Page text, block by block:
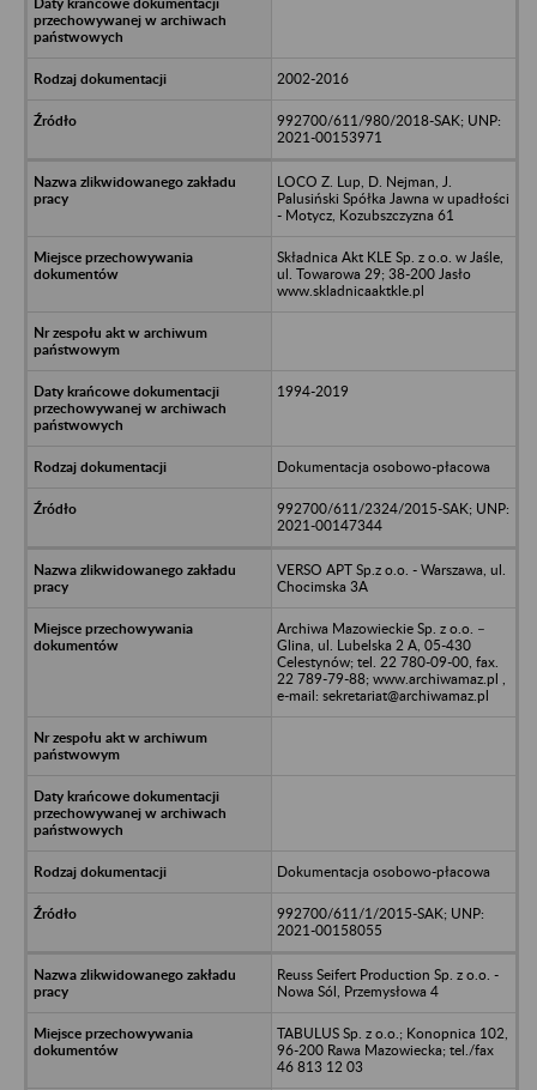
2002-2016
992700/611/980/2018-SAK; UNP:
2021-00153971
LOCO Z. Lup, D. Nejman, J.
Palusiński Spółka Jawna w upadłości
- Motycz, Kozubszczyzna 61
Składnica Akt KLE Sp. z o.o. w Jaśle,
ul. Towarowa 29; 38-200 Jasło
www.skladnicaaktkle.pl
1994-2019
Dokumentacja osobowo-płacowa
992700/611/2324/2015-SAK; UNP:
2021-00147344
VERSO APT Sp.z o.o. - Warszawa, ul.
Chocimska 3A
Archiwa Mazowieckie Sp. z o.o. –
Glina, ul. Lubelska 2 A, 05-430
Celestynów; tel. 22 780-09-00, fax.
22 789-79-88; www.archiwamaz.pl ,
e-mail: sekretariat@archiwamaz.pl
Dokumentacja osobowo-płacowa
992700/611/1/2015-SAK; UNP:
2021-00158055
Reuss Seifert Production Sp. z o.o. -
Nowa Sól, Przemysłowa 4
TABULUS Sp. z o.o.; Konopnica 102,
96-200 Rawa Mazowiecka; tel./fax
46 813 12 03